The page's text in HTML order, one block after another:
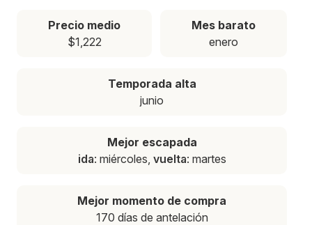
Precio medio
$1,222
Mes barato
enero
Temporada alta
junio
Mejor escapada
ida: miércoles, vuelta: martes
Mejor momento de compra
170 días de antelación